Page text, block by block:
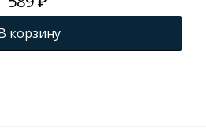
корзину